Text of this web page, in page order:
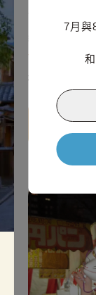
7月與
¥ 4,400(
¥5,500